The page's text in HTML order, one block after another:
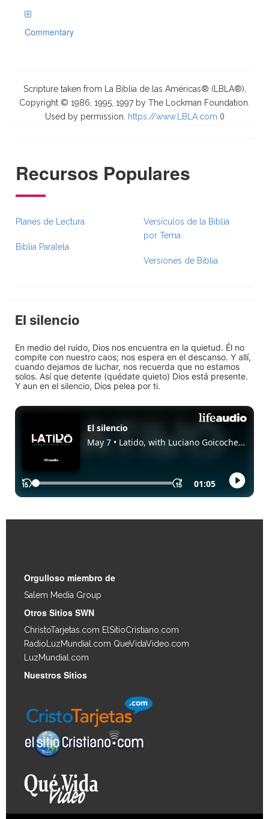
Commentary
Scripture taken from La Biblia de las Américas® (LBLA®),
Copyright © 1986, 1995, 1997 by The Lockman Foundation.
Used by permission.
https://www.LBLA.com ()
Recursos Populares
Planes de Lectura
Biblia Paralela
Versículos de la Biblia
por Tema
Versiones de Biblia
El silencio
En medio del ruido, Dios nos encuentra en la quietud. Él no
compite con nuestro caos; nos espera en el descanso. Y allí,
cuando dejamos de luchar, nos recuerda que no estamos
solos. Así que detente (quédate quieto) Dios está presente.
Y aun en el silencio, Dios pelea por ti.
Orgulloso miembro de
Salem Media Group
Otros Sitios SWN
ChristoTarjetas.com ElSitioCristiano.com
RadioLuzMundial.com QueVidaVideo.com
LuzMundial.com
Nuestros Sitios